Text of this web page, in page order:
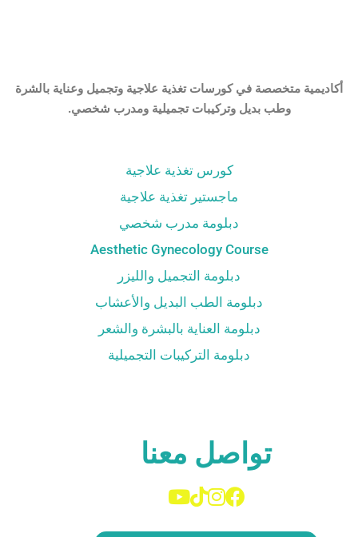
أكاديمية متخصصة في كورسات تغذية علاجية وتجميل وعناية بالشرة
وطب بديل وتركيبات تجميلية ومدرب شخصي.
كورس تغذية علاجية
ماجستير تغذية علاجية
دبلومة مدرب شخصي
Aesthetic Gynecology Course
دبلومة التجميل والليزر
دبلومة الطب البديل والأعشاب
دبلومة العناية بالبشرة والشعر
دبلومة التركيبات التجميلية
تواصل معنا